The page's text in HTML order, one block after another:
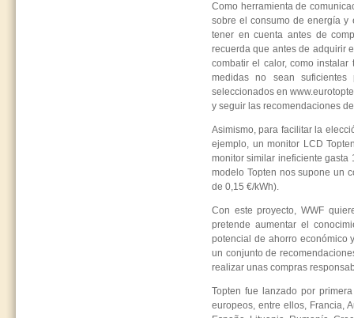
Como herramienta de
sobre el consumo de energía y
tener en cuenta antes de
recuerda que antes de adquirir
combatir el calor, como
medidas no sean
seleccionados en
y seguir las recomendaciones
Asimismo, para facilitar la
ejemplo, un monitor LCD
monitor similar ineficiente gasta
modelo Topten nos supone un
de 0,15 €/kWh).
Con este proyecto, WWF
pretende aumentar el
potencial de ahorro económico
un conjunto de
realizar unas compras
Topten fue lanzado por
europeos, entre ellos, Francia,